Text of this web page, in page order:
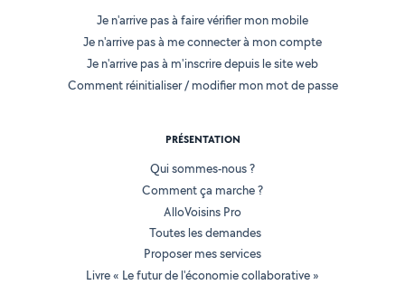
Je n'arrive pas à faire vérifier mon mobile
Je n'arrive pas à me connecter à mon compte
Je n'arrive pas à m'inscrire depuis le site web
Comment réinitialiser / modifier mon mot de passe
PRÉSENTATION
Qui sommes-nous ?
Comment ça marche ?
AlloVoisins Pro
Toutes les demandes
Proposer mes services
Livre « Le futur de l'économie collaborative »